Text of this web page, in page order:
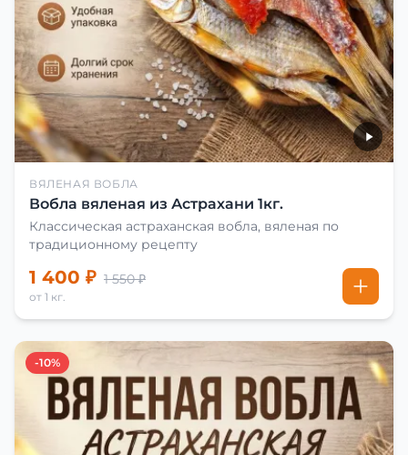
ВЯЛЕНАЯ ВОБЛА
Вобла вяленая из Астрахани 1кг.
Классическая астраханская вобла, вяленая по
традиционному рецепту
1 400 ₽ 1 550 ₽
от 1 кг.
-10%